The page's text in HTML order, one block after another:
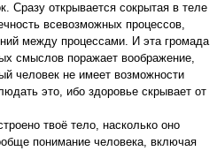
Сразу открывается сокрытая в теле
всевозможных процессов,
между процессами. И эта громада
смыслов поражает воображение,
человек не имеет возможности
это, ибо здоровье скрывает от
твоё тело, насколько оно
понимание человека, включая